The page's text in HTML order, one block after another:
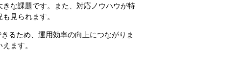
な課題です。また、対応ノウハウが特
見られます。
るため、運用効率の向上につながりま
ます。